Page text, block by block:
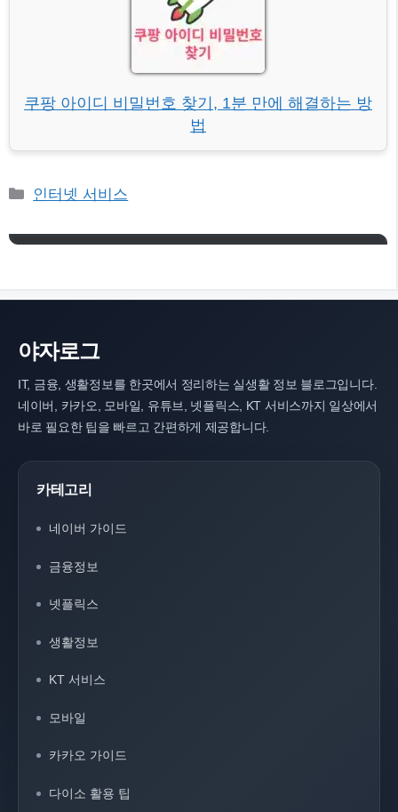
쿠팡 아이디 비밀번호 찾기, 1분 만에 해결하는 방
법
카
고
인터넷 서비스
야자로그
IT, 금융, 생활정보를 한곳에서 정리하는 실생활 정보 블로그입니다.
네이버, 카카오, 모바일, 유튜브, 넷플릭스, KT 서비스까지 일상에서
바로 필요한 팁을 빠르고 간편하게 제공합니다.
카테고리
네이버 가이드
금융정보
넷플릭스
생활정보
KT 서비스
모바일
카카오 가이드
다이소 활용 팁